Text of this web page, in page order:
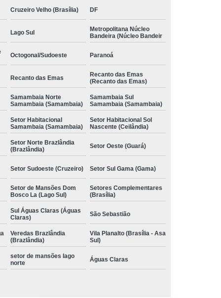
Cruzeiro Velho (Brasília) DF
Lago Sul
Metropolitana Núcleo
Bandeira (Núcleo Bandeir
Octogonal/Sudoeste Paranoá
Recanto das Emas
Recanto das Emas
(Recanto das Emas)
Samambaia Norte
Samambaia (Samambaia)
Samambaia Sul
Samambaia (Samambaia)
Setor Habitacional
Samambaia (Samambaia)
Setor Habitacional Sol
Nascente (Ceilândia)
Setor Norte Brazlândia
(Brazlândia)
Setor Oeste (Guará)
Setor Sudoeste (Cruzeiro) Setor Sul Gama (Gama)
Setor de Mansões Dom
Bosco La (Lago Sul)
Setores Complementares
(Brasília)
Sul Águas Claras (Águas
Claras)
São Sebastião
Veredas Brazlândia
(Brazlândia)
Vila Planalto (Brasília - Asa
Sul)
setor de mansões lago
norte
Águas Claras